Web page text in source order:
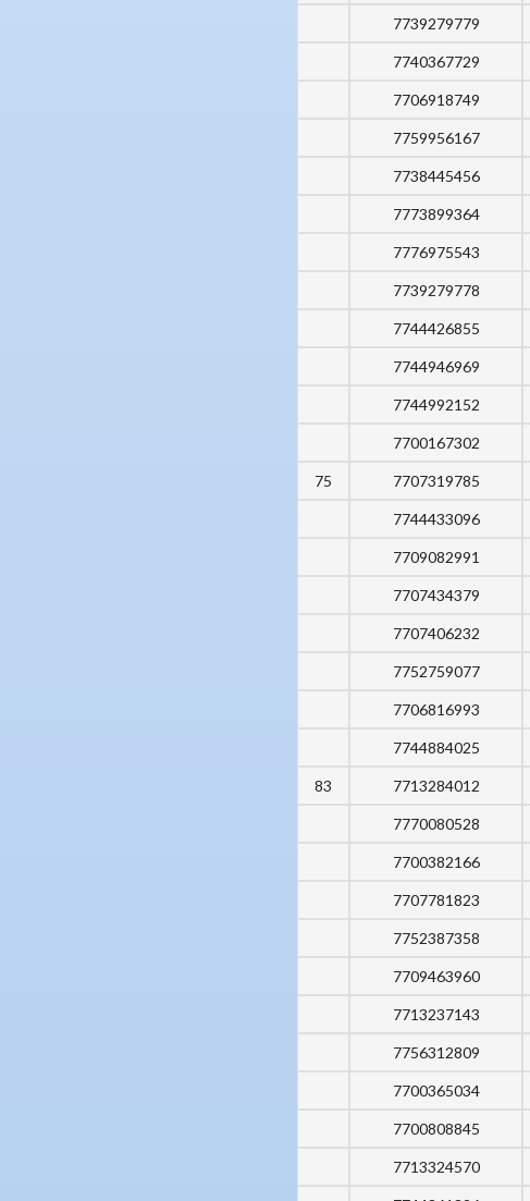
7739279779
7740367729
7706918749
7759956167
7738445456
7773899364
7776975543
7739279778
7744426855
7744946969
7744992152
7700167302
75 7707319785
7744433096
7709082991
7707434379
7707406232
7752759077
7706816993
7744884025
83 7713284012
7770080528
7700382166
7707781823
7752387358
7709463960
7713237143
7756312809
7700365034
7700808845
7713324570